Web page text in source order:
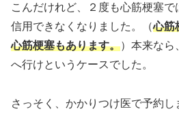
こんだけれど、２度も心筋梗塞で
信用できなくなりました。（心筋
心筋梗塞もあります。）本来なら
へ行けというケースでした。
さっそく、かかりつけ医で予約し